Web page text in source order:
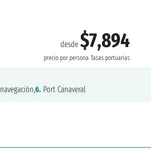
desde$7,894
precio por persona Tasas portuarias
navegación,6. Port Canaveral